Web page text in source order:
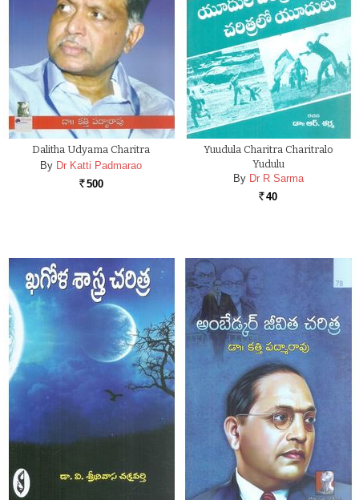
Dalitha Udyama Charitra
By Dr Katti Padmarao
Rs. 500
Yuudula Charitra Charitralo
Yudulu
By Dr R Sarma
Rs. 40